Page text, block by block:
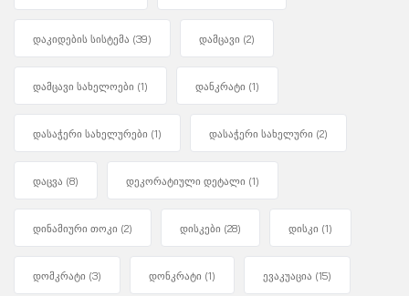
დაკიდების სისტემა (39) დამცავი (2)
დამცავი სახელოები (1) დანკრატი (1)
დასაჭერი სახელურები (1) დასაჭერი სახელური (2)
დაცვა (8) დეკორატიული დეტალი (1)
დინამიური თოკი (2) დისკები (28) დისკი (1)
დომკრატი (3) დონკრატი (1) ევაკუაცია (15)